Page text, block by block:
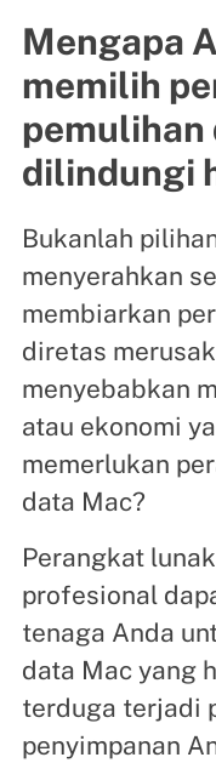
Mengapa
memilih
pemulihan
dilindungi
Bukanlah
menyerahkan
membiarkan
diretas
menyebabkan
atau ekonomi
memerlukan
data Mac?
Perangkat
profesional
tenaga Anda
data Mac yang
terduga terjadi
penyimpanan